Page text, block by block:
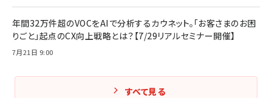
年間32万件超のVOCをAIで分析するカウネット。「お客さまのお困
りごと」起点のCX向上戦略とは？【7/29リアルセミナー開催】
7月21日 9:00
すべて見る